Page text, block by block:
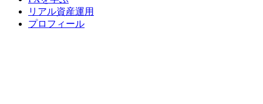
リアル資産運用
プロフィール